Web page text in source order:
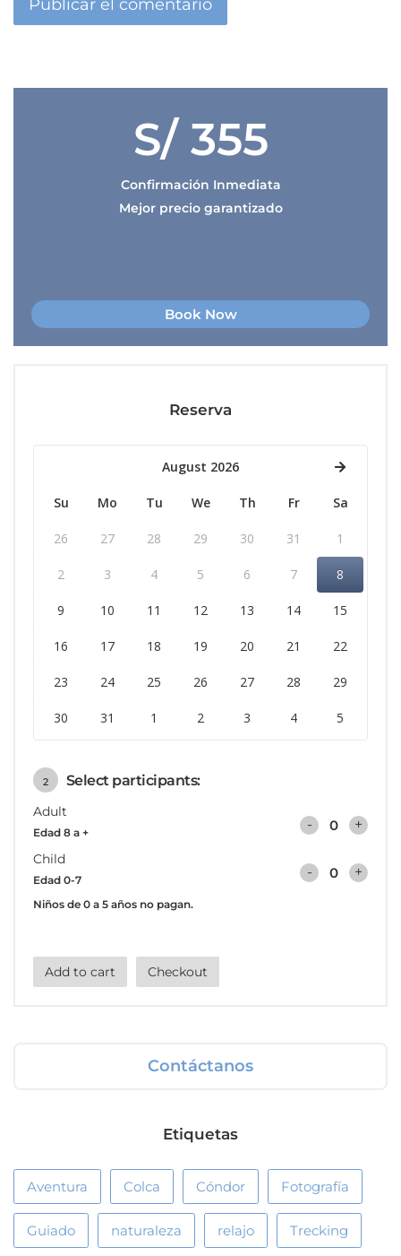
S/ 355
Confirmación Inmediata
Mejor precio garantizado
Book Now
Reserva
August 2026
Su Mo Tu We Th Fr Sa
26 27 28 29 30 31 1
2 3 4 5 6 7 8
9 10 11 12 13 14 15
16 17 18 19 20 21 22
23 24 25 26 27 28 29
30 31 1 2 3 4 5
2 Select participants:
Adult
Edad 8 a + - +
Child
Edad 0-7 - +
Niños de 0 a 5 años no pagan.
Add to cart Checkout
Contáctanos
Etiquetas
Aventura Colca Cóndor Fotografía
Guiado naturaleza relajo Trecking